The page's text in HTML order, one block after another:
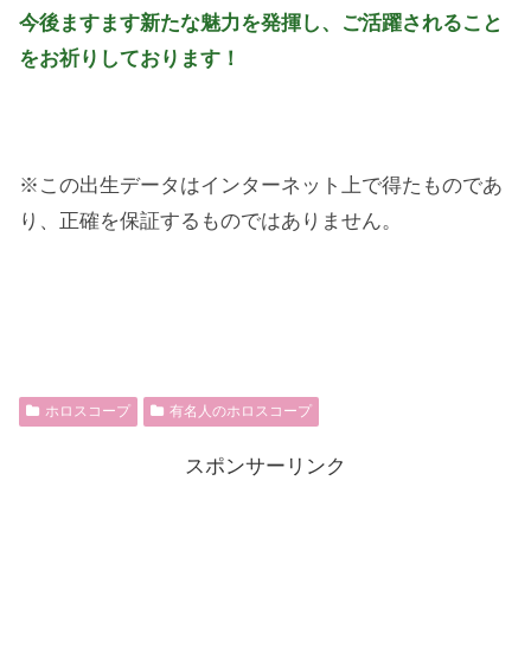
今後ますます新たな魅力を発揮し、ご活躍されること
をお祈りしております！
※この出生データはインターネット上で得たものであ
り、正確を保証するものではありません。
ホロスコープ 有名人のホロスコープ
スポンサーリンク